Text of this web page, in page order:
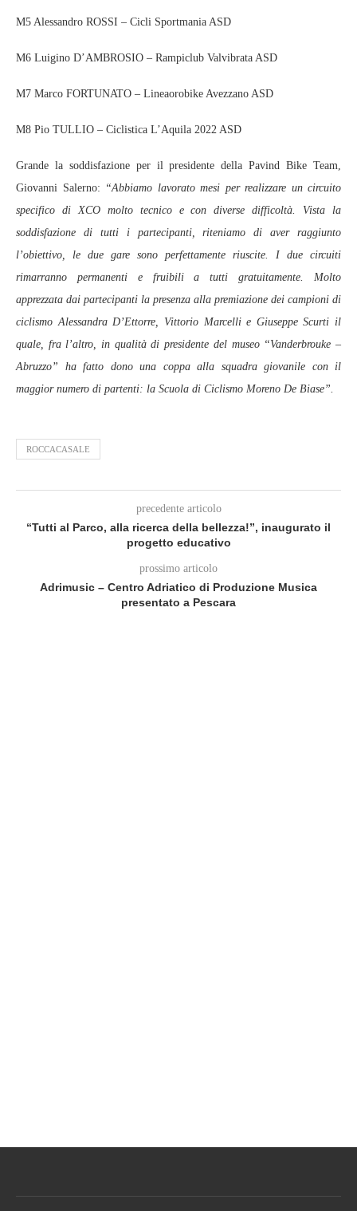
M5 Alessandro ROSSI – Cicli Sportmania ASD
M6 Luigino D’AMBROSIO – Rampiclub Valvibrata ASD
M7 Marco FORTUNATO – Lineaorobike Avezzano ASD
M8 Pio TULLIO – Ciclistica L’Aquila 2022 ASD
Grande la soddisfazione per il presidente della Pavind Bike Team,
Giovanni Salerno: “Abbiamo lavorato mesi per realizzare un circuito
specifico di XCO molto tecnico e con diverse difficoltà. Vista la
soddisfazione di tutti i partecipanti, riteniamo di aver raggiunto
l’obiettivo, le due gare sono perfettamente riuscite. I due circuiti
rimarranno permanenti e fruibili a tutti gratuitamente. Molto
apprezzata dai partecipanti la presenza alla premiazione dei campioni di
ciclismo Alessandra D’Ettorre, Vittorio Marcelli e Giuseppe Scurti il
quale, fra l’altro, in qualità di presidente del museo “Vanderbrouke –
Abruzzo” ha fatto dono una coppa alla squadra giovanile con il
maggior numero di partenti: la Scuola di Ciclismo Moreno De Biase”.
ROCCACASALE
precedente articolo
“Tutti al Parco, alla ricerca della bellezza!”, inaugurato il
progetto educativo
prossimo articolo
Adrimusic – Centro Adriatico di Produzione Musica
presentato a Pescara